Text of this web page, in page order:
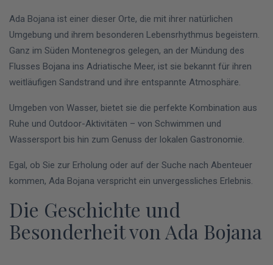
Ada Bojana ist einer dieser Orte, die mit ihrer natürlichen
Umgebung und ihrem besonderen Lebensrhythmus begeistern.
Ganz im Süden Montenegros gelegen, an der Mündung des
Flusses Bojana ins Adriatische Meer, ist sie bekannt für ihren
weitläufigen Sandstrand und ihre entspannte Atmosphäre.
Umgeben von Wasser, bietet sie die perfekte Kombination aus
Ruhe und Outdoor-Aktivitäten – von Schwimmen und
Wassersport bis hin zum Genuss der lokalen Gastronomie.
Egal, ob Sie zur Erholung oder auf der Suche nach Abenteuer
kommen, Ada Bojana verspricht ein unvergessliches Erlebnis.
Die Geschichte und
Besonderheit von Ada Bojana